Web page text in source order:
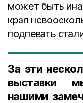
может быть
края
подпевать
За эти
выставки
нашими